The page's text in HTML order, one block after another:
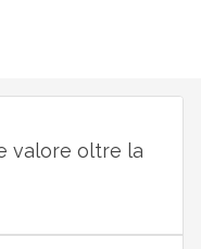
valore oltre la